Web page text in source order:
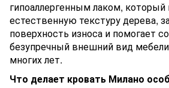
гипоаллергенным лаком, который
естественную текстуру дерева,
поверхность износа и помогает
безупречный внешний вид
многих лет.
Что делает кровать Милано